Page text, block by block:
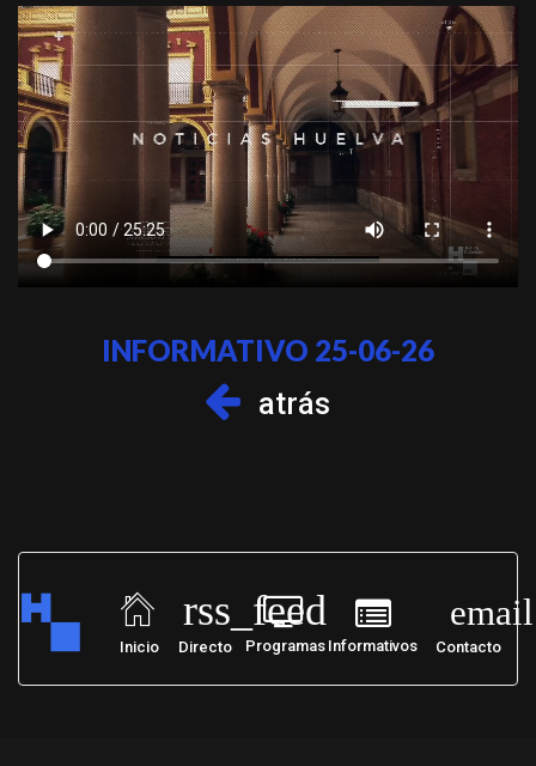
INFORMATIVO 25-06-26
atrás
Inicio Directo Programas Informativos Contacto
rss_feed email